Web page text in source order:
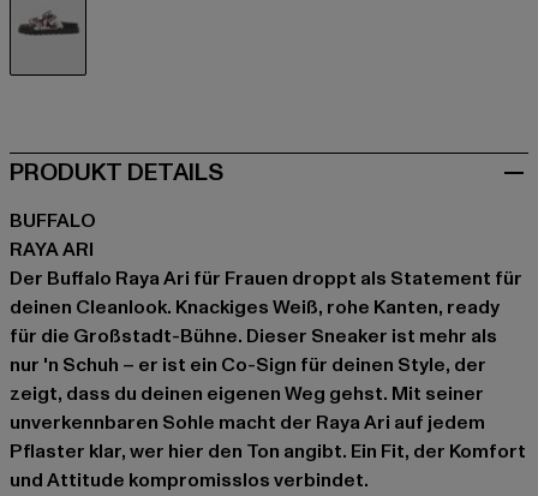
PRODUKT DETAILS
BUFFALO
RAYA ARI
Der Buffalo Raya Ari für Frauen droppt als Statement für
deinen Cleanlook. Knackiges Weiß, rohe Kanten, ready
für die Großstadt-Bühne. Dieser Sneaker ist mehr als
nur 'n Schuh – er ist ein Co-Sign für deinen Style, der
zeigt, dass du deinen eigenen Weg gehst. Mit seiner
unverkennbaren Sohle macht der Raya Ari auf jedem
Pflaster klar, wer hier den Ton angibt. Ein Fit, der Komfort
und Attitude kompromisslos verbindet.